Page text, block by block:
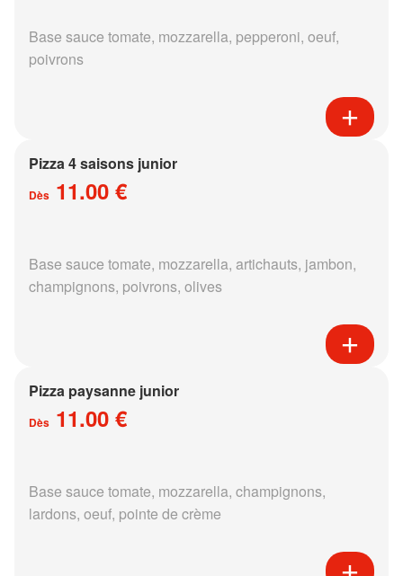
Base sauce tomate, mozzarella, pepperoni, oeuf,
poivrons
Pizza 4 saisons junior
Dès 11.00 €
Base sauce tomate, mozzarella, artichauts, jambon,
champignons, poivrons, olives
Pizza paysanne junior
Dès 11.00 €
Base sauce tomate, mozzarella, champignons,
lardons, oeuf, pointe de crème